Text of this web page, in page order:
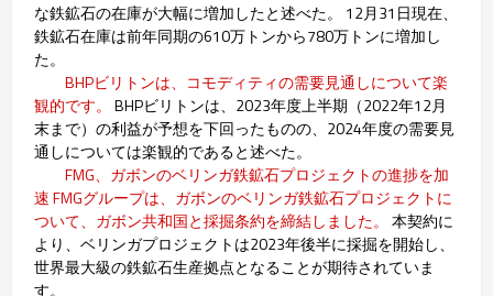
な鉄鉱石の在庫が大幅に増加したと述べた。 12月31日現在、
鉄鉱石在庫は前年同期の610万トンから780万トンに増加し
た。
BHPビリトンは、コモディティの需要見通しについて楽
観的です。 BHPビリトンは、2023年度上半期（2022年12月
末まで）の利益が予想を下回ったものの、2024年度の需要見
通しについては楽観的であると述べた。
FMG、ガボンのベリンガ鉄鉱石プロジェクトの進捗を加
速 FMGグループは、ガボンのベリンガ鉄鉱石プロジェクトに
ついて、ガボン共和国と採掘条約を締結しました。 本契約に
より、ベリンガプロジェクトは2023年後半に採掘を開始し、
世界最大級の鉄鉱石生産拠点となることが期待されていま
す。